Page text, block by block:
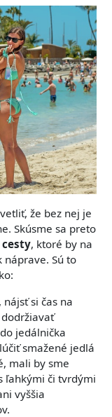
že bez nej je
Skúsme sa preto
, ktoré by na
Sú to
si čas na
jedálnička
smažené jedlá
mali by sme
ľahkými či tvrdými
vyššia